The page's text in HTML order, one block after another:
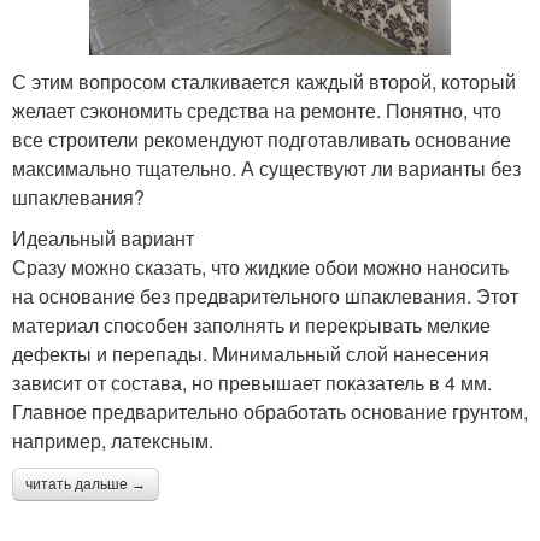
С этим вопросом сталкивается каждый второй, который
желает сэкономить средства на ремонте. Понятно, что
все строители рекомендуют подготавливать основание
максимально тщательно. А существуют ли варианты без
шпаклевания?
Идеальный вариант
Сразу можно сказать, что жидкие обои можно наносить
на основание без предварительного шпаклевания. Этот
материал способен заполнять и перекрывать мелкие
дефекты и перепады. Минимальный слой нанесения
зависит от состава, но превышает показатель в 4 мм.
Главное предварительно обработать основание грунтом,
например, латексным.
читать дальше →